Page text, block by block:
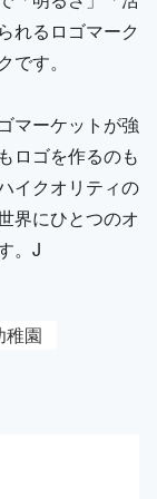
れるロゴマーク
す。
マーケットが強
ロゴを作るのも
イクオリティの
界にひとつのオ
。J
稚園